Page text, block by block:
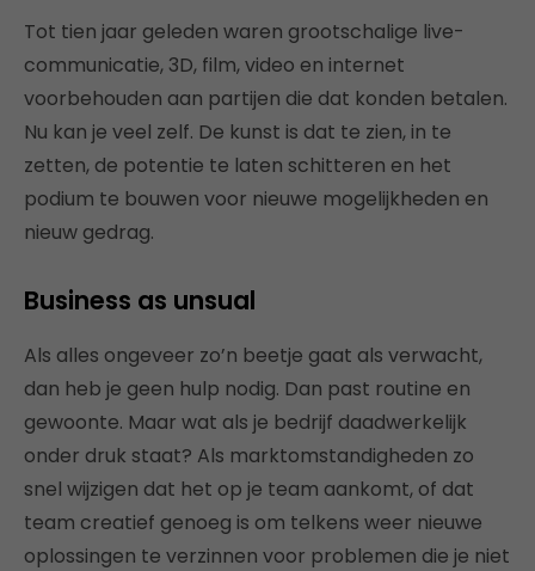
Tot tien jaar geleden waren grootschalige live-
communicatie, 3D, film, video en internet
voorbehouden aan partijen die dat konden betalen.
Nu kan je veel zelf. De kunst is dat te zien, in te
zetten, de potentie te laten schitteren en het
podium te bouwen voor nieuwe mogelijkheden en
nieuw gedrag.
Business as unsual
Als alles ongeveer zo’n beetje gaat als verwacht,
dan heb je geen hulp nodig. Dan past routine en
gewoonte. Maar wat als je bedrijf daadwerkelijk
onder druk staat? Als marktomstandigheden zo
snel wijzigen dat het op je team aankomt, of dat
team creatief genoeg is om telkens weer nieuwe
oplossingen te verzinnen voor problemen die je niet